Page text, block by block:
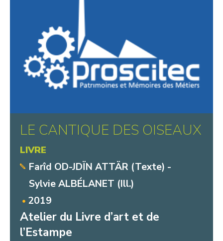
LE CANTIQUE DES OISEAUX
LIVRE
Farîd OD-JDÏN ATTÄR (Texte) -
Sylvie ALBÉLANET (Ill.)
2019
Atelier du Livre d’art et de
l’Estampe